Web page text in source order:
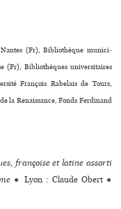
Nantes (Fr), Bibliothèque muni­ci­
Bibliothèques uni­ver­si­taires
François Rabelais de Tours,
la Renaissance, Fonds Ferdinand
françoise et latine assorti
● Lyon : Claude Obert ●